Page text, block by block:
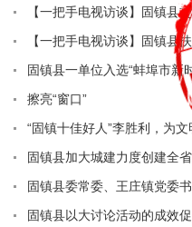
擦亮“窗口”
“固镇十佳好人”李胜利，为
固镇县加大城建力度创建全
固镇县以大讨论活动的成效